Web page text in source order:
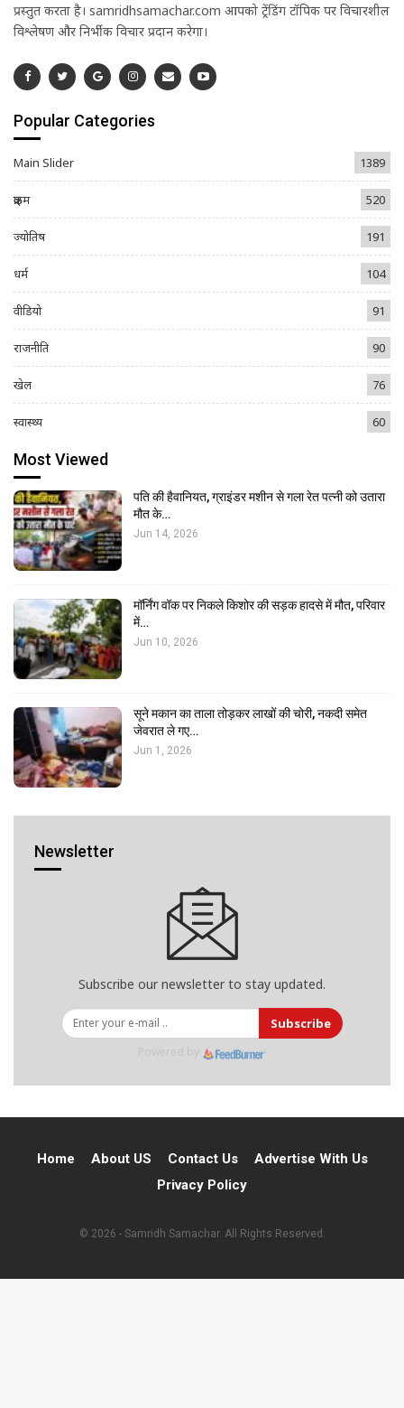
प्रस्तुत करता है। samridhsamachar.com आपको ट्रेंडिंग टॉपिक पर विचारशील
विश्लेषण और निर्भीक विचार प्रदान करेगा।
Popular Categories
Main Slider 1389
क्राइम 520
ज्योतिष 191
धर्म 104
वीडियो 91
राजनीति 90
खेल 76
स्वास्थ्य 60
Most Viewed
पति की हैवानियत, ग्राइंडर मशीन से गला रेत पत्नी को उतारा
मौत के…
Jun 14, 2026
मॉर्निंग वॉक पर निकले किशोर की सड़क हादसे में मौत, परिवार
में…
Jun 10, 2026
सूने मकान का ताला तोड़कर लाखों की चोरी, नकदी समेत
जेवरात ले गए…
Jun 1, 2026
Newsletter
Subscribe our newsletter to stay updated.
Subscribe
Home About US Contact Us
Advertise With Us
Privacy Policy
© 2026 - Samridh Samachar. All Rights Reserved.